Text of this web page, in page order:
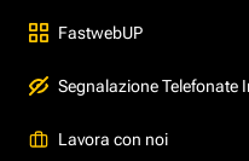
FastwebUP
Segnalazione Telefonate
Lavora con noi